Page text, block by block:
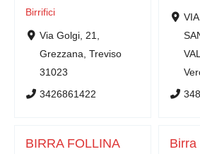
Birrifici
Via Golgi, 21,
Grezzana, Treviso
31023
3426861422
BIRRA FOLLINA
Birra